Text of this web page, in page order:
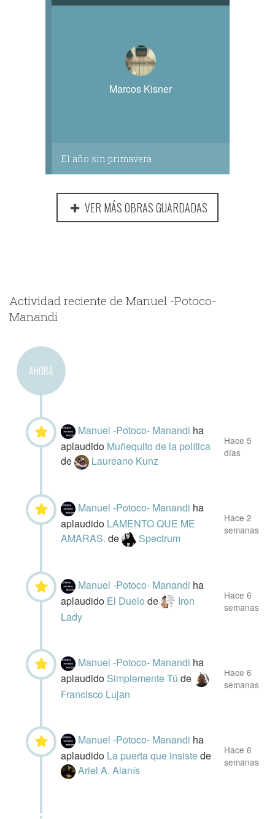
Marcos Kisner
El año sin primavera
VER MÁS OBRAS GUARDADAS
Actividad reciente de Manuel -Potoco-
Manandi
AHORA
Manuel -Potoco- Manandi ha
aplaudido Muñequito de la política
de
Laureano Kunz
Hace 5
días
Manuel -Potoco- Manandi ha
aplaudido LAMENTO QUE ME
AMARAS.de Spectrum
Hace 2
semanas
Manuel -Potoco- Manandi ha
aplaudido El Duelode
Iron
Lady
Hace 6
semanas
Manuel -Potoco- Manandi ha
aplaudido Simplemente Túde
Francisco Lujan
Hace 6
semanas
Manuel -Potoco- Manandi ha
aplaudido La puerta que insistede
Ariel A. Alanís
Hace 6
semanas